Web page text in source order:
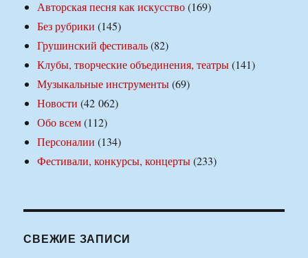
Авторская песня как искусство(169)
Без рубрики (145)
Грушинский фестиваль(82)
Клубы, творческие объединения, театры(141)
Музыкальные инструменты(69)
Новости (42 062)
Обо всем(112)
Персоналии (134)
Фестивали, конкурсы, концерты(233)
СВЕЖИЕ ЗАПИСИ